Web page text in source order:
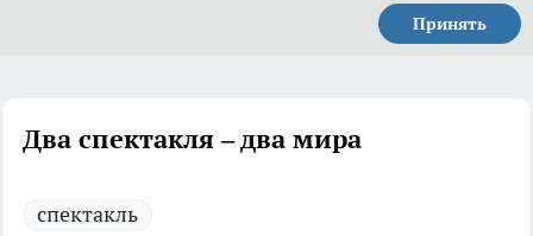
Принять
Два спектакля – два мира
спектакль